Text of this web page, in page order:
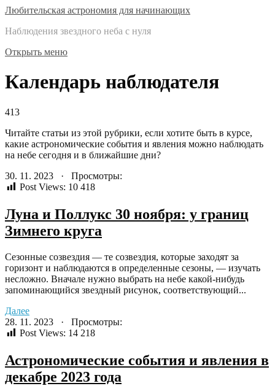
Любительская астрономия для начинающих
Наблюдения звездного неба с нуля
Открыть меню
Календарь наблюдателя
413
Читайте статьи из этой рубрики, если хотите быть в курсе,
какие астрономические события и явления можно наблюдать
на небе сегодня и в ближайшие дни?
30. 11. 2023 · Просмотры:
Post Views: 10 418
Луна и Поллукс 30 ноября: у границ
Зимнего круга
Сезонные созвездия — те созвездия, которые заходят за
горизонт и наблюдаются в определенные сезоны, — изучать
несложно. Вначале нужно выбрать на небе какой-нибудь
запоминающийся звездный рисунок, соответствующий...
Далее
28. 11. 2023 · Просмотры:
Post Views: 14 218
Астрономические события и явления в
декабре 2023 года